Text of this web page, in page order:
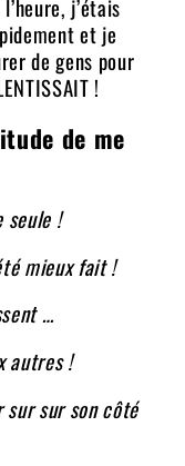
j’étais
et je
de gens pour
!
de me
seule !
mieux fait !
…
autres !
sur son côté